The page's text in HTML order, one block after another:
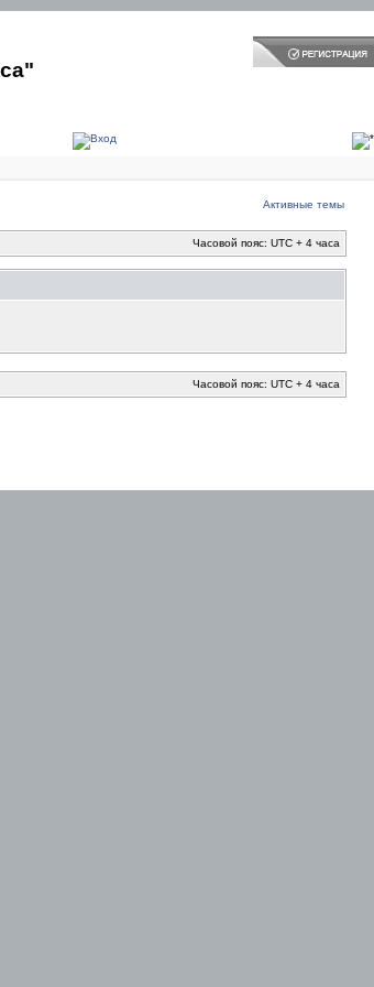
Активные темы
Часовой пояс: UTC + 4 часа
Часовой пояс: UTC + 4 часа